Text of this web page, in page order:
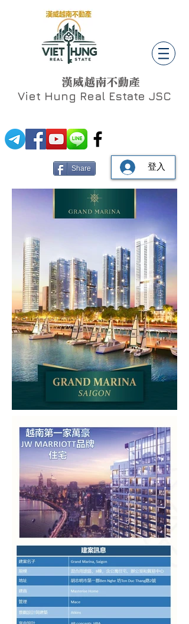
漢威越南不動產
Viet Hung Real Estate JSC
Share 登入